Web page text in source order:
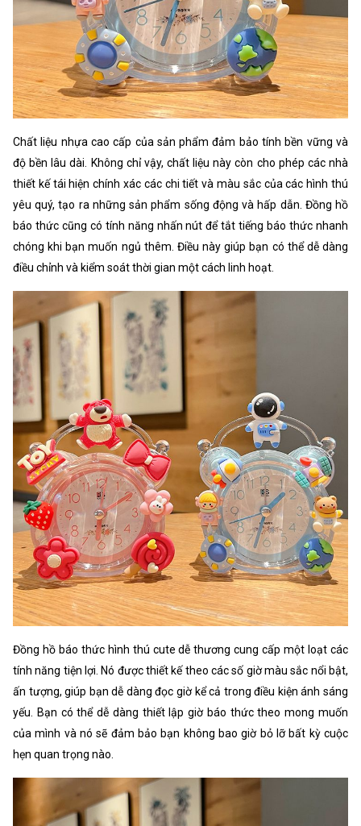
Chất liệu nhựa cao cấp của sản phẩm đảm bảo tính bền vững và
độ bền lâu dài. Không chỉ vậy, chất liệu này còn cho phép các nhà
thiết kế tái hiện chính xác các chi tiết và màu sắc của các hình thú
yêu quý, tạo ra những sản phẩm sống động và hấp dẫn. Đồng hồ
báo thức cũng có tính năng nhấn nút để tắt tiếng báo thức nhanh
chóng khi bạn muốn ngủ thêm. Điều này giúp bạn có thể dễ dàng
điều chỉnh và kiểm soát thời gian một cách linh hoạt.
Đồng hồ báo thức hình thú cute dễ thương cung cấp một loạt các
tính năng tiện lợi. Nó được thiết kế theo các số giờ màu sắc nổi bật,
ấn tượng, giúp bạn dễ dàng đọc giờ kể cả trong điều kiện ánh sáng
yếu. Bạn có thể dễ dàng thiết lập giờ báo thức theo mong muốn
của mình và nó sẽ đảm bảo bạn không bao giờ bỏ lỡ bất kỳ cuộc
hẹn quan trọng nào.